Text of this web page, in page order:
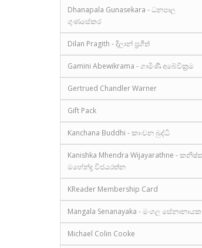
Dhanapala Gunasekara - ධනපාල
ගුණසේකර
Dilan Pragith - දිලාන් ප්‍රගීත්
Gamini Abewikrama - ගාමිණී අබේවික්‍රම
Gertrued Chandler Warner
Gift Pack
Kanchana Buddhi - කාංචන බුද්ධි
Kanishka Mhendra Wijayarathne -
මහේන්ද්‍ර විජයරත්න
KReader Membership Card
Mangala Senanayaka - මංගල සේනානායක
Michael Colin Cooke